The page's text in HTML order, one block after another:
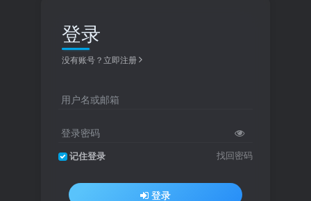
登录
没有账号？立即注册
用户名或邮箱
登录密码
记住登录 找回密码
登录